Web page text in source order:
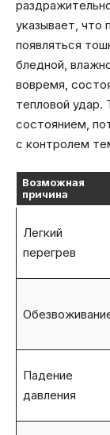
указывает, что
появляться
бледной,
вовремя,
тепловой удар.
состоянием,
с контролем
Возможная
причина
Легкий
перегрев
Падение
давления